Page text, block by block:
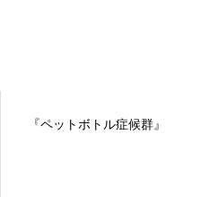
『ペットボトル症候群』